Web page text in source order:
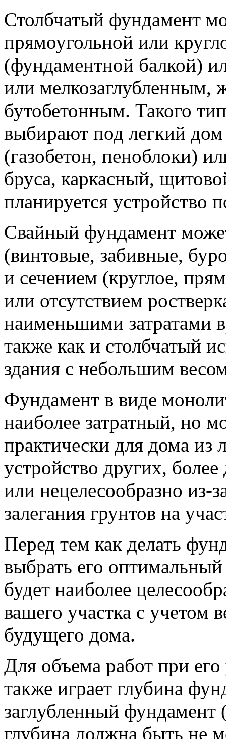
Столбчатый фундамент
прямоугольной или
(фундаментной балкой)
или мелкозаглубленным,
бутобетонным. Такого
выбирают под легкий дом
(газобетон, пеноблоки)
бруса, каркасный,
планируется устройство
Свайный фундамент
(винтовые, забивные,
и сечением (круглое,
или отсутствием
наименьшими затратами
также как и столбчатый
здания с небольшим
Фундамент в виде
наиболее затратный, но
практически для дома из
устройство других,
или нецелесообразно из-
залегания грунтов на
Перед тем как делать
выбрать его
будет наиболее
вашего участка с учетом
будущего дома.
Для объема работ при
также играет глубина
заглубленный фундамент
глубина должна быть не